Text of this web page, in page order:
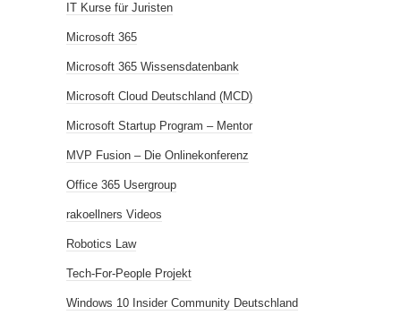
IT Kurse für Juristen
Microsoft 365
Microsoft 365 Wissensdatenbank
Microsoft Cloud Deutschland (MCD)
Microsoft Startup Program – Mentor
MVP Fusion – Die Onlinekonferenz
Office 365 Usergroup
rakoellners Videos
Robotics Law
Tech-For-People Projekt
Windows 10 Insider Community Deutschland